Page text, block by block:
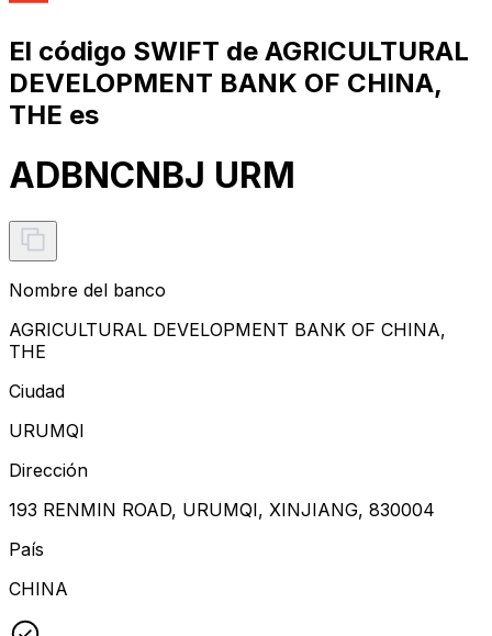
El código SWIFT de AGRICULTURAL
DEVELOPMENT BANK OF CHINA,
THE es
ADBNCNBJ URM
Nombre del banco
AGRICULTURAL DEVELOPMENT BANK OF CHINA,
THE
Ciudad
URUMQI
Dirección
193 RENMIN ROAD, URUMQI, XINJIANG, 830004
País
CHINA